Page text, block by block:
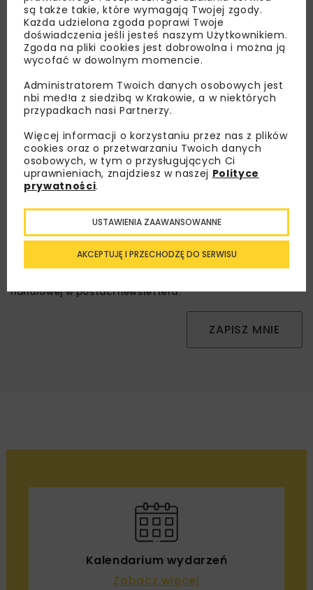
Lubisz wiedzieć więcej?
Zapisz się do newslettera aby otrzymywać od
nas najlepsze informacje branżowe,
zaproszenia na wydarzenia, atrakcyjne oferty i
dedykowane akcje specjalne.
Zapoznałam/em się zPolityką Prywatności
Regulaminemoraz wyrażam zgodę na otrzymywanie na
handlowej w postaci newslettera.
ZAPISZ MNIE
Kalendarium wydarzeń
Zobacz więcej
są także takie, które wymagają Twojej zgody.
Każda udzielona zgoda poprawi Twoje
doświadczenia jeśli jesteś naszym Użytkownikiem.
Zgoda na pliki cookies jest dobrowolna i można ją
wycofać w dowolnym momencie.
Administratorem Twoich danych osobowych jest
nbi med!a z siedzibą w Krakowie, a w niektórych
przypadkach nasi Partnerzy.
Więcej informacji o korzystaniu przez nas z plików
cookies oraz o przetwarzaniu Twoich danych
osobowych, w tym o przysługujących Ci
uprawnieniach, znajdziesz w naszej Polityce
prywatności.
AKCEPTUJĘ I PRZECHODZĘ DO SERWISU
USTAWIENIA ZAAWANSOWANNE